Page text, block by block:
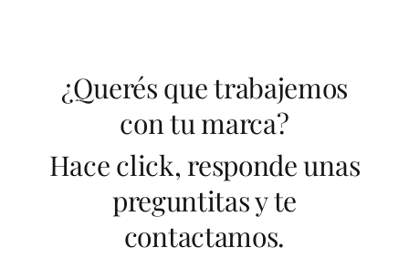
¿Querés que trabajemos
con tu marca?
Hace click, responde unas
preguntitas y te
contactamos.